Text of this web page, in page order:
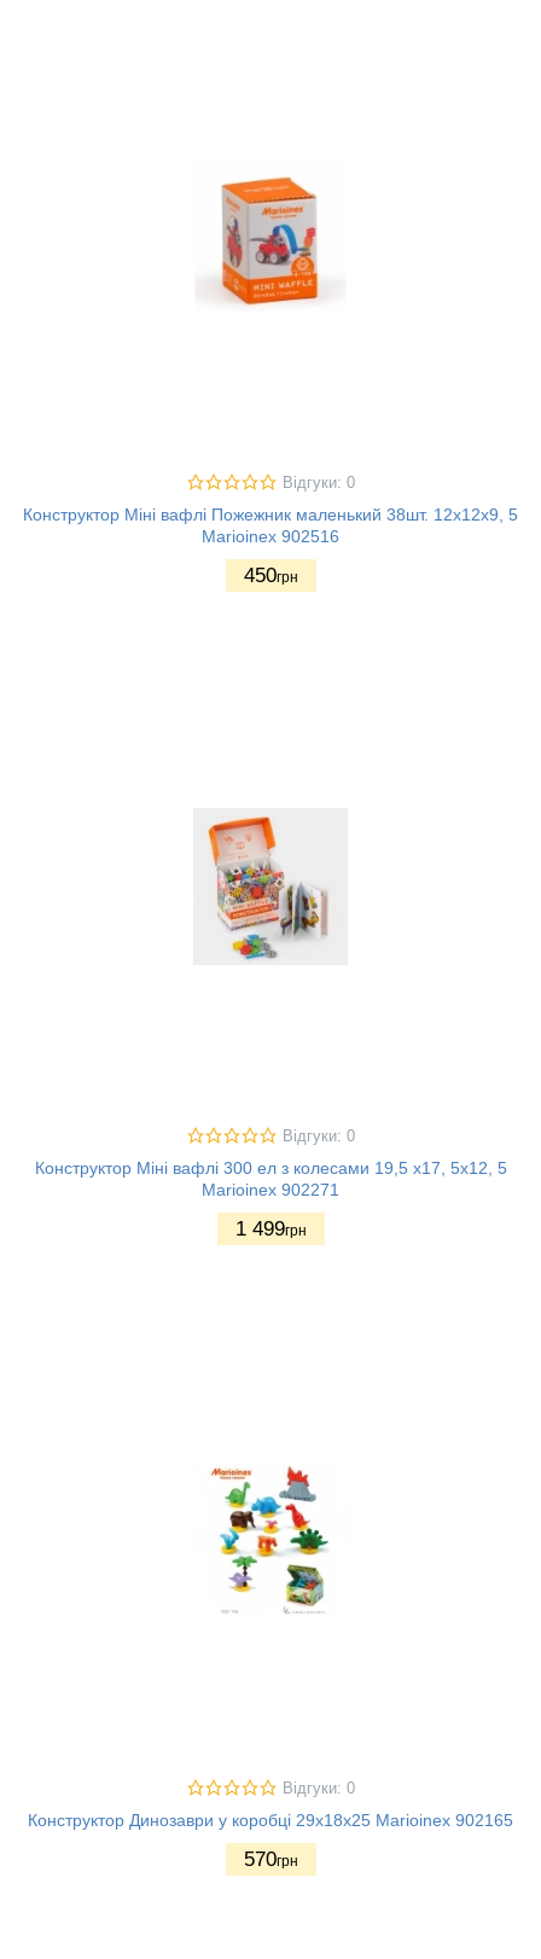
Відгуки: 0
Конструктор Міні вафлі Пожежник маленький 38шт. 12х12х9, 5
Marioinex 902516
450грн
Відгуки: 0
Конструктор Міні вафлі 300 ел з колесами 19,5 х17, 5х12, 5
Marioinex 902271
1 499грн
Відгуки: 0
Конструктор Динозаври у коробці 29х18х25 Marioinex 902165
570грн